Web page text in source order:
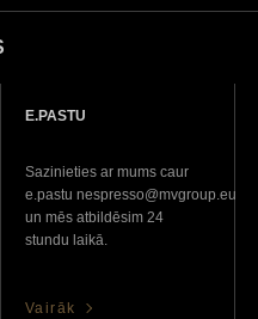
E.PASTU
Sazinieties ar mums caur
e.pastu nespresso@mvgroup.eu
un mēs atbildēsim 24
stundu laikā.
Vairāk